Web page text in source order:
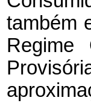
também
Regime